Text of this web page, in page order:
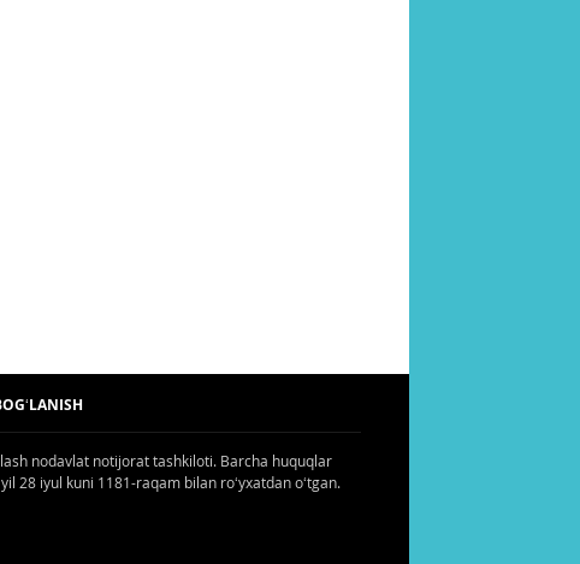
nodavlat notijorat tashkiloti. Barcha huquqlar
28 iyul kuni 1181-raqam bilan roʻyxatdan oʻtgan.